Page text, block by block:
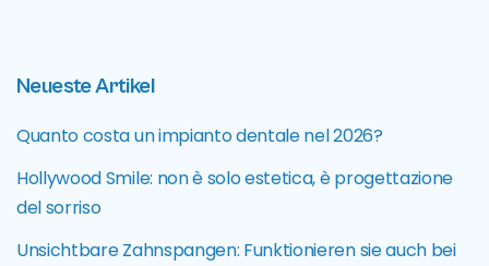
Neueste Artikel
Quanto costa un impianto dentale nel 2026?
Hollywood Smile: non è solo estetica, è progettazione
del sorriso
Unsichtbare Zahnspangen: Funktionieren sie auch bei